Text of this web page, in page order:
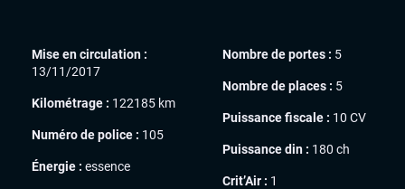
Mise en circulation :
13/11/2017
Kilométrage : 122185 km
Numéro de police : 105
Énergie : essence
Nombre de portes : 5
Nombre de places : 5
Puissance fiscale : 10 CV
Puissance din : 180 ch
Crit’Air : 1